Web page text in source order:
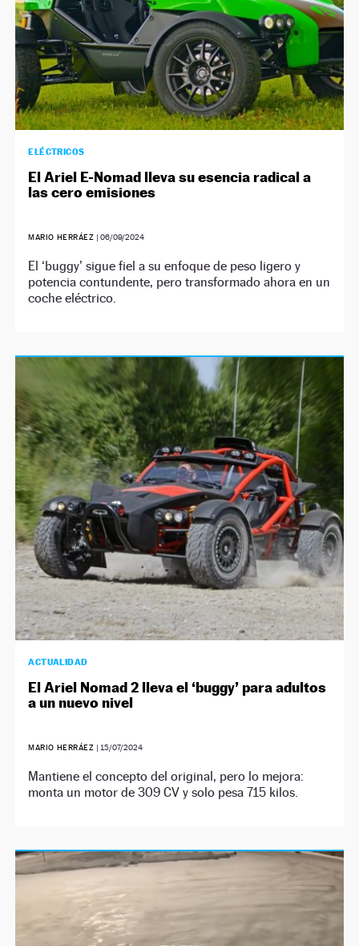
ELÉCTRICOS
El Ariel E-Nomad lleva su esencia radical a
las cero emisiones
MARIO HERRÁEZ | 06/09/2024
El ‘buggy’ sigue fiel a su enfoque de peso ligero y
potencia contundente, pero transformado ahora en un
coche eléctrico.
ACTUALIDAD
El Ariel Nomad 2 lleva el ‘buggy’ para adultos
a un nuevo nivel
MARIO HERRÁEZ | 15/07/2024
Mantiene el concepto del original, pero lo mejora:
monta un motor de 309 CV y solo pesa 715 kilos.